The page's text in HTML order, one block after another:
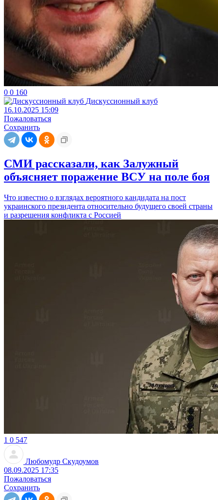
0 0 160
Дискуссионный клуб
16.10.2025 15:09
Пожаловаться
Сохранить
СМИ рассказали, как Залужный
объясняет поражение ВСУ на поле боя
Что известно о взглядах вероятного кандидата на пост
украинского президента относительно будущего своей страны
и разрешения конфликта с Россией
1 0 547
Любомудр Скудоумов
08.09.2025 17:35
Пожаловаться
Сохранить